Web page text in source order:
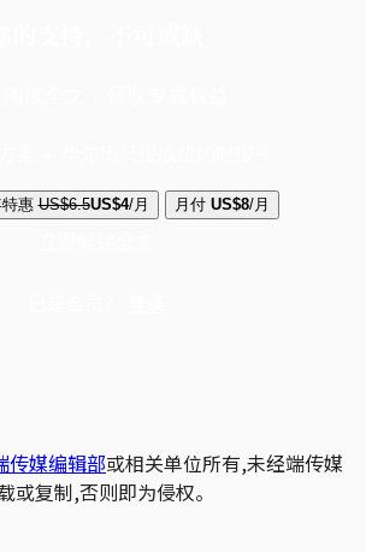
惠 US$6.5US$4/月 月付 US$8/月
传媒编辑部或相关单位所有,未经端传媒
或复制,否则即为侵权。